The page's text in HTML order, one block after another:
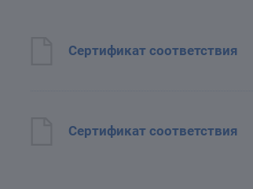
Сертификат соответствия
Сертификат соответствия